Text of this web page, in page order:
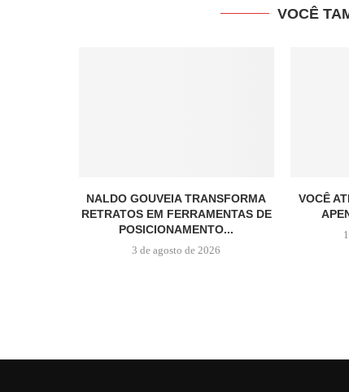
VOCÊ
NALDO GOUVEIA TRANSFORMA
RETRATOS EM FERRAMENTAS DE
POSICIONAMENTO...
3 de agosto de 2026
VOCÊ